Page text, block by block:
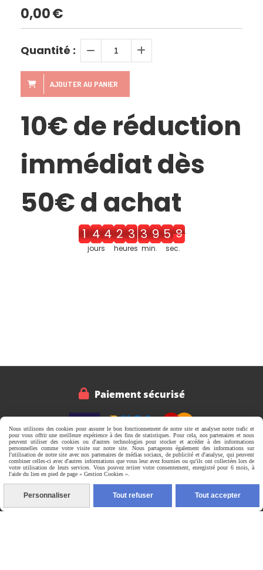
0,00€
Quantité :
AJOUTER AU PANIER
10€ de réduction
immédiat dès
50€ d achat
1 4 5
jours
2 4
heures
4 0
min.
5 9
sec.
 Paiement sécurisé
 Livraisons & Retours
Nous utilisons des cookies pour assurer le bon fonctionnement de notre site et analyser notre trafic et
pour vous offrir une meilleure expérience à des fins de statistiques. Pour cela, nos partenaires et nous
peuvent utiliser des cookies ou d'autres technologies pour stocker et accéder à des informations
personnelles comme votre visite sur notre site. Nous partageons également des informations sur
l'utilisation de notre site avec nos partenaires de médias sociaux, de publicité et d'analyse, qui peuvent
combiner celles-ci avec d'autres informations que vous leur avez fournies ou qu'ils ont collectées lors de
votre utilisation de leurs services. Vous pouvez retirer votre consentement, enregistré pour 6 mois, à
l'aide du lien en pied de page « Gestion Cookies ».
Personnaliser Tout refuser Tout accepter